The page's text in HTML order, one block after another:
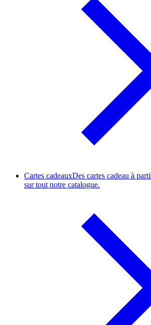
Cartes cadeauxDes cartes cadeau à
sur tout notre catalogue.